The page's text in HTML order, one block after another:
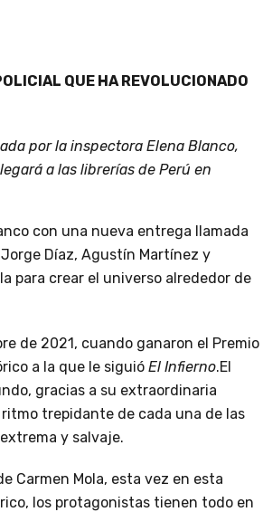
QUE HA REVOLUCIONADO
por la inspectora Elena Blanco,
a las librerías de Perú en
con una nueva entrega llamada
Díaz, Agustín Martínez y
para crear el universo alrededor de
de 2021, cuando ganaron el Premio
a la que le siguió El Infierno.El
gracias a su extraordinaria
trepidante de cada una de las
y salvaje.
Carmen Mola, esta vez en esta
los protagonistas tienen todo en